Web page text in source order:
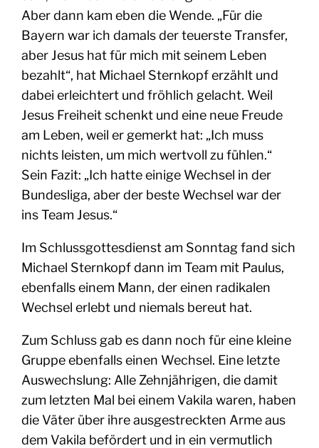
Aber dann kam eben die Wende. „Für die
Bayern war ich damals der teuerste Transfer,
aber Jesus hat für mich mit seinem Leben
bezahlt“, hat Michael Sternkopf erzählt und
dabei erleichtert und fröhlich gelacht. Weil
Jesus Freiheit schenkt und eine neue Freude
am Leben, weil er gemerkt hat: „Ich muss
nichts leisten, um mich wertvoll zu fühlen.“
Sein Fazit: „Ich hatte einige Wechsel in der
Bundesliga, aber der beste Wechsel war der
ins Team Jesus.“
Im Schlussgottesdienst am Sonntag fand sich
Michael Sternkopf dann im Team mit Paulus,
ebenfalls einem Mann, der einen radikalen
Wechsel erlebt und niemals bereut hat.
Zum Schluss gab es dann noch für eine kleine
Gruppe ebenfalls einen Wechsel. Eine letzte
Auswechslung: Alle Zehnjährigen, die damit
zum letzten Mal bei einem Vakila waren, haben
die Väter über ihre ausgestreckten Arme aus
dem Vakila befördert und in ein vermutlich